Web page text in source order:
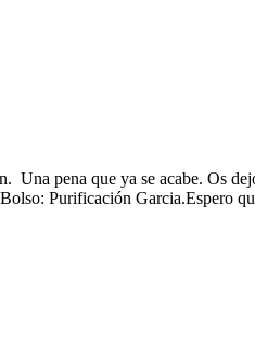
pena que ya se acabe. Os
Purificación Garcia.Espero